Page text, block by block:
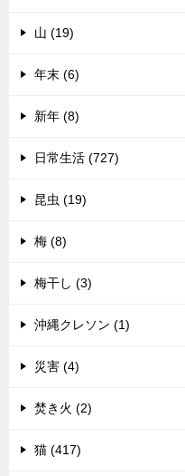
山 (19)
年末 (6)
新年 (8)
日常生活 (727)
昆虫 (19)
梅 (8)
梅干し (3)
沖縄クレソン (1)
災害 (4)
焚き火 (2)
猫 (417)